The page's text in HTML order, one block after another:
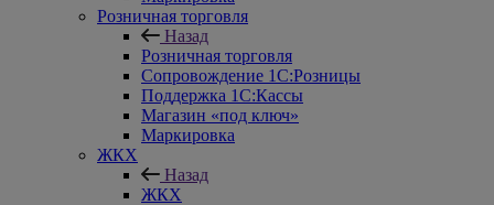
Розничная торговля
Назад
Розничная торговля
Сопровождение 1С:Розницы
Поддержка 1С:Кассы
Магазин «под ключ»
Маркировка
ЖКХ
Назад
ЖКХ